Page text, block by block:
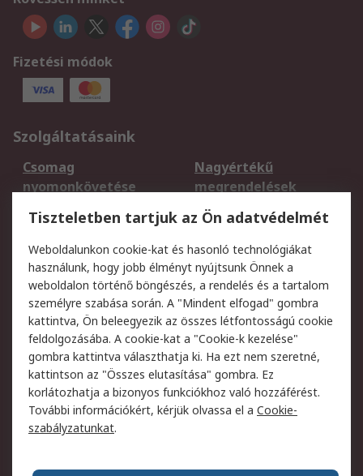
Fizetési módok
Szolgáltatásaink
Csomag
nyomonkövetése
Nagyértékű
megrendelések
Regisztráció
Szállítás
Termékvisszaküldés
Szolgáltatások
Jogi
Adatvédelmi
szabályzat
Az RS értékesítési
feltételei
Cookie szabályzat
Email biztonság
Webhelyre vonatkozó
feltételek
Weboldal felhasználói
szabályzata
Tiszteletben tartjuk az Ön adatvédelmét
Weboldalunkon cookie-kat és hasonló technológiákat
használunk, hogy jobb élményt nyújtsunk Önnek a
weboldalon történő böngészés, a rendelés és a tartalom
személyre szabása során. A "Mindent elfogad" gombra
kattintva, Ön beleegyezik az összes létfontosságú cookie
feldolgozásába. A cookie-kat a "Cookie-k kezelése"
gombra kattintva választhatja ki. Ha ezt nem szeretné,
kattintson az "Összes elutasítása" gombra. Ez
korlátozhatja a bizonyos funkciókhoz való hozzáférést.
További információkért, kérjük olvassa el a Cookie-
szabályzatunkat.